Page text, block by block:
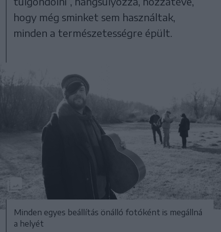
hogy még sminket sem használtak,
minden a természetességre épült.
Minden egyes beállítás önálló fotóként is megállná
a helyét